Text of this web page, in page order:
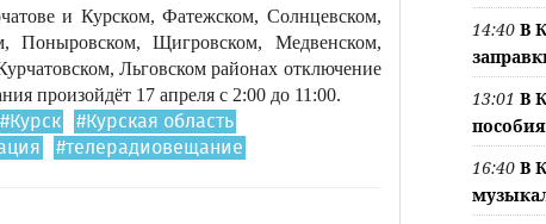
и Курском, Фатежском, Солнцевском,
Поныровском, Щигровском, Медвенском,
Льговском районах отключение
произойдёт 17 апреля с 2:00 до 11:00.
#Курск
#Курская область
#телерадиовещание
14:40 В
13:01 В
16:40 В